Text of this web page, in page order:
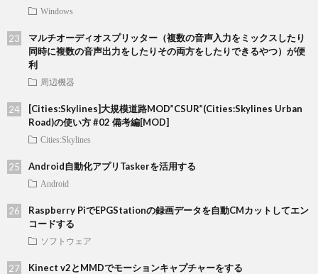
Windows
マルチオーディオスプリッター（複数の音声入力をミックスしたり
同時に複数の音声出力をしたりその両方をしたりできるやつ）が便
利
周辺機器
[Cities:Skylines]大規模道路MOD”CSUR”(Cities:Skylines Urban
Road)の使い方 #02 備考編[MOD]
Cities:Skylines
Android自動化アプリTaskerを活用する
Android
Raspberry PiでEPGStationの録画データを自動CMカットしてエン
コードする
ソフトウェア
Kinect v2とMMDでモーションキャプチャーをする